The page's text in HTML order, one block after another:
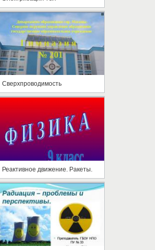
Сверхпроводимость
Реактивное движение. Ракеты.